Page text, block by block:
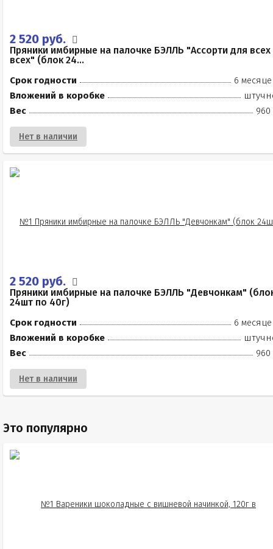
2 520 руб.
Пряники имбирные на палочке БЭЛЛЬ "Ассорти для всех
всех" (блок 24...
Срок годности
6
Вложений в коробке
Вес
960
Нет в наличии
2 520 руб.
Пряники имбирные на палочке БЭЛЛЬ "Девчонкам"
24шт по 40г)
Срок годности
6
Вложений в коробке
Вес
960
Нет в наличии
Это популярно